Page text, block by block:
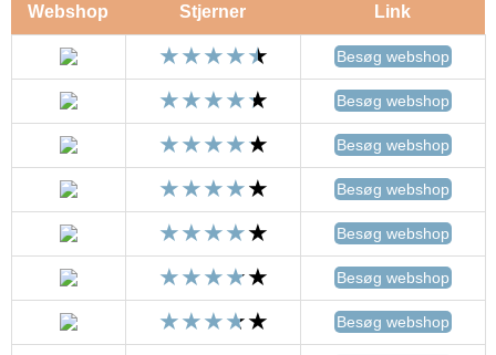
Webshop Stjerner Link
Besøg webshop
Besøg webshop
Besøg webshop
Besøg webshop
Besøg webshop
Besøg webshop
Besøg webshop